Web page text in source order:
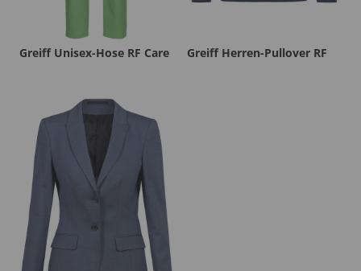
Greiff Unisex-Hose RF Care Greiff Herren-Pullover RF